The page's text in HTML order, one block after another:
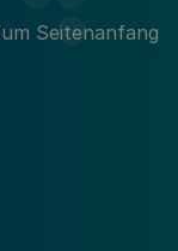
Seitenanfang